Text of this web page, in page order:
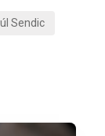
Sendic